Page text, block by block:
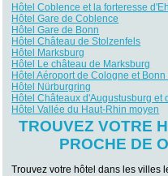
Hôtel Coblence et la forteresse
Hôtel Gare de Coblence
Hôtel Gare de Bonn
Hôtel Château de Stolzenfels
Hôtel Marksburg
Hôtel Le château de Marksburg
Hôtel Aéroport de Cologne et
Hôtel Nürburgring
Hôtel Châteaux d'Augustusburg et
Hôtel Vallée du Haut-Rhin moyen
TROUVEZ VOTRE
PROCHE DE
Trouvez votre hôtel dans les villes